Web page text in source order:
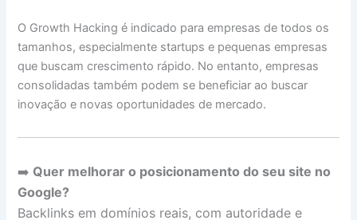
O Growth Hacking é indicado para empresas de todos os
tamanhos, especialmente startups e pequenas empresas
que buscam crescimento rápido. No entanto, empresas
consolidadas também podem se beneficiar ao buscar
inovação e novas oportunidades de mercado.
➡️ Quer melhorar o posicionamento do seu site no
Google?
Backlinks em domínios reais, com autoridade e